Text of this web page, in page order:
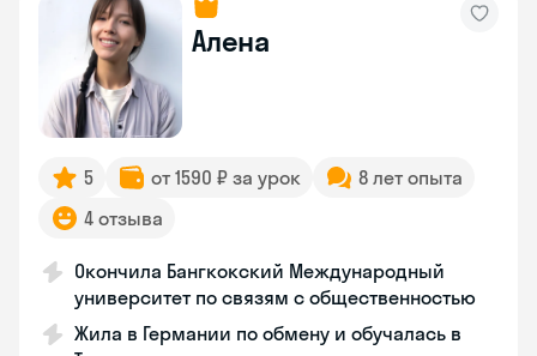
Алена
5 от 1590 ₽ за урок
8 лет опыта
4 отзыва
Окончила Бангкокский Международный
университет по связям с общественностью
Жила в Германии по обмену и обучалась в